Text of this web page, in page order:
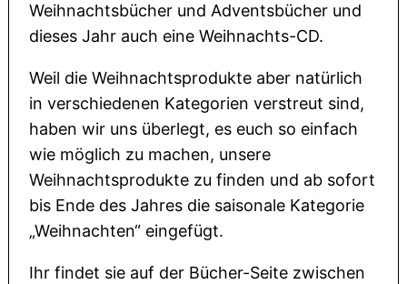
Weihnachtsbücher und Adventsbücher und
dieses Jahr auch eine Weihnachts-CD.
Weil die Weihnachtsprodukte aber natürlich
in verschiedenen Kategorien verstreut sind,
haben wir uns überlegt, es euch so einfach
wie möglich zu machen, unsere
Weihnachtsprodukte zu finden und ab sofort
bis Ende des Jahres die saisonale Kategorie
„Weihnachten“ eingefügt.
Ihr findet sie auf der Bücher-Seite zwischen